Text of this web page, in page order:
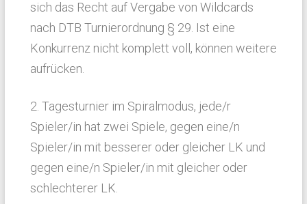
sich das Recht auf Vergabe von Wildcards
nach DTB Turnierordnung § 29. Ist eine
Konkurrenz nicht komplett voll, können weitere
aufrücken.
2. Tagesturnier im Spiralmodus, jede/r
Spieler/in hat zwei Spiele, gegen eine/n
Spieler/in mit besserer oder gleicher LK und
gegen eine/n Spieler/in mit gleicher oder
schlechterer LK.